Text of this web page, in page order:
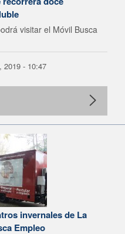
visitar el Móvil Busca
2019 - 10:47
invernales de La
Empleo